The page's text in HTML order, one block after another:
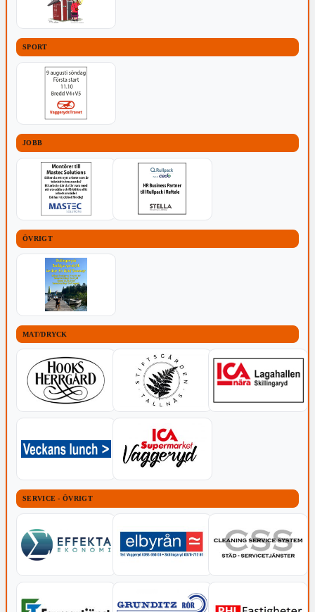
SPORT
JOBB
ÖVRIGT
MAT/DRYCK
SERVICE - ÖVRIGT